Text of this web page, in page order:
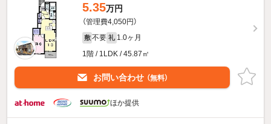
5.35万円
（管理費4,050円）
敷 不要 礼 1.0ヶ月
1階 / 1LDK / 45.87㎡
お問い合わせ （無料）
ほか提供